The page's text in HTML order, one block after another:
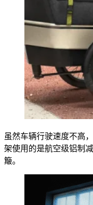
虽然车辆行驶速度不高
架使用的是航空级铝制
簸。